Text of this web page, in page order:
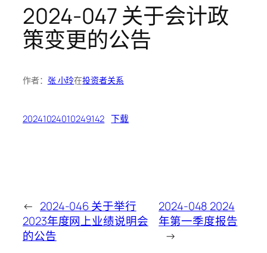
2024-047 关于会计政
策变更的公告
作者： 张 小玲在投资者关系
20241024010249142 下载
← 2024-046 关于举行
2023年度网上业绩说明会
的公告
2024-048 2024
年第一季度报告
→